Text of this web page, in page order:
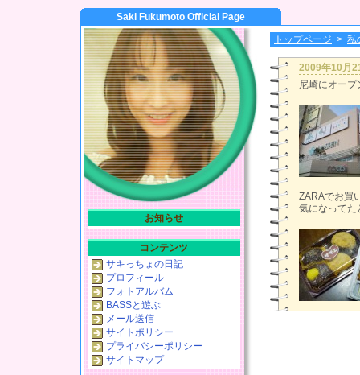
Saki Fukumoto Official Page
トップページ > 私
2009年10月
尼崎にオー
ZARAでお買
気になってた
お知らせ
コンテンツ
サキっちょの日記
プロフィール
フォトアルバム
BASSと遊ぶ
メール送信
サイトポリシー
プライバシーポリシー
サイトマップ